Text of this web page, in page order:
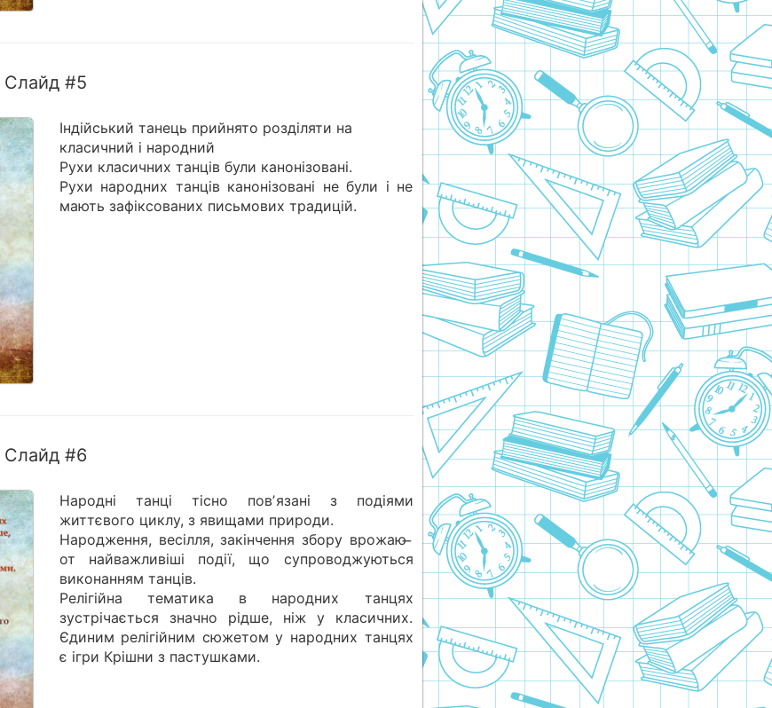
Слайд #5
Індійський танець прийнято розділяти на
класичний і народний
Рухи класичних танців були канонізовані.
Рухи народних танців канонізовані не були і не
мають зафіксованих письмових традицій.
Слайд #6
Народні танці тісно повʼязані з подіями
життєвого циклу, з явищами природи.
Народження, весілля, закінчення збору врожаю ̶
от найважливіші події, що супроводжуються
виконанням танців.
Релігійна тематика в народних танцях
зустрічається значно рідше, ніж у класичних.
Єдиним релігійним сюжетом у народних танцях
є ігри Крішни з пастушками.